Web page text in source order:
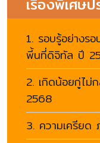
1. รอบรู้อย่างร
พี้นที่ดิจิทัล ปี
2. เกิดน้อยกู่ไม่
2568
3. ความเครียด